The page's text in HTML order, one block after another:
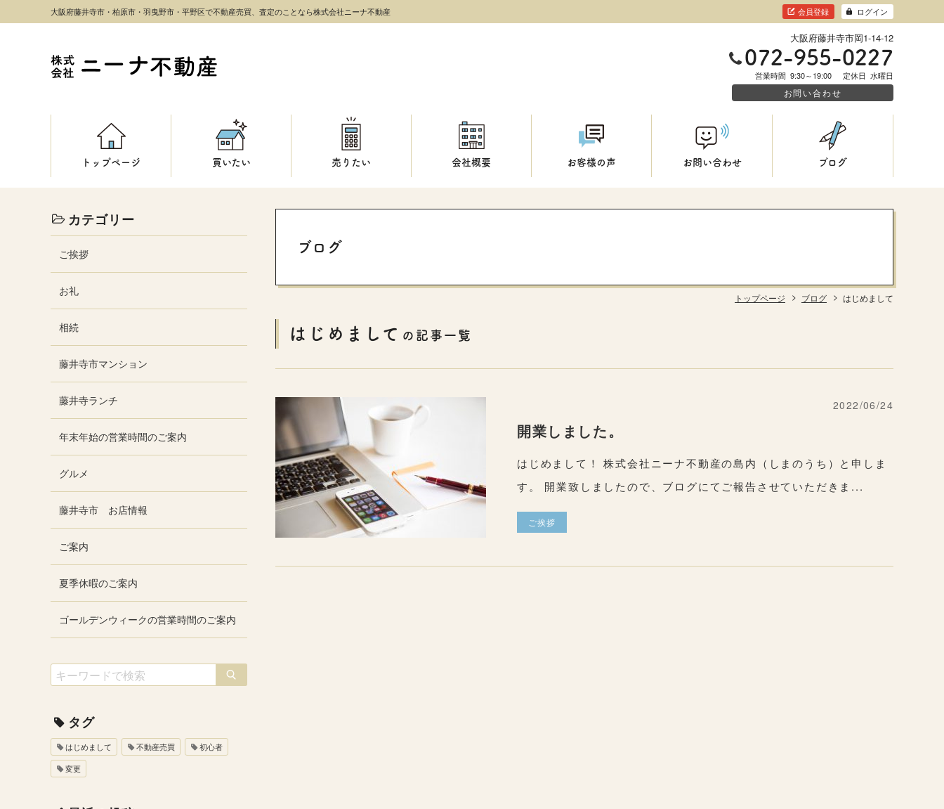
大阪府藤井寺市・柏原市・羽曳野市・平野区で不動産売買、査定のことなら株式会社ニーナ不動産 会員登録 ログイン
大阪府藤井寺市岡1-14-12
072-955-0227
営業時間 9:30～19:00 定休日 水曜日
お問い合わせ
トップページ 買いたい 売りたい 会社概要 お客様の声 お問い合わせ ブログ
ブログ
トップページ ブログ はじめまして
はじめまして の記事一覧
2022/06/24
開業しました。
はじめまして！ 株式会社ニーナ不動産の島内（しまのうち）と申しま
す。 開業致しましたので、ブログにてご報告させていただきま...
ご挨拶
カテゴリー
ご挨拶
お礼
相続
藤井寺市マンション
藤井寺ランチ
年末年始の営業時間のご案内
グルメ
藤井寺市 お店情報
ご案内
夏季休暇のご案内
ゴールデンウィークの営業時間のご案内
タグ
はじめまして 不動産売買
初心者
変更